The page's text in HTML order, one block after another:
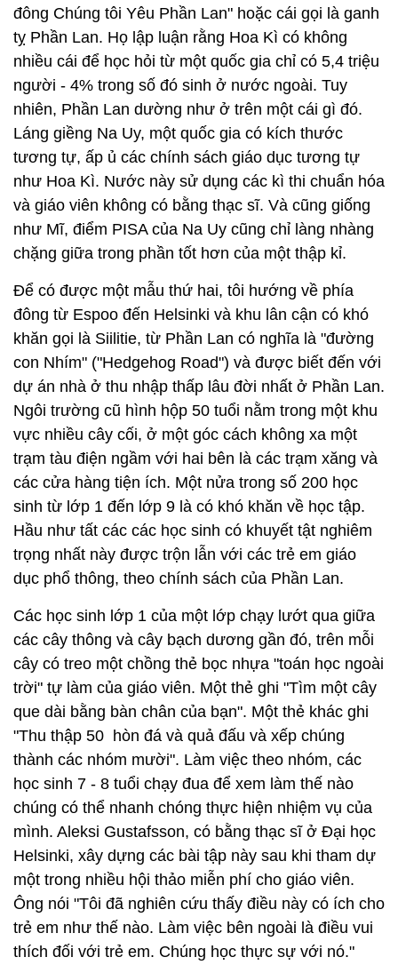
đông Chúng tôi Yêu Phần Lan" hoặc cái gọi là ganh
tỵ Phần Lan. Họ lập luận rằng Hoa Kì có không
nhiều cái để học hỏi từ một quốc gia chỉ có 5,4 triệu
người - 4% trong số đó sinh ở nước ngoài. Tuy
nhiên, Phần Lan dường như ở trên một cái gì đó.
Láng giềng Na Uy, một quốc gia có kích thước
tương tự, ấp ủ các chính sách giáo dục tương tự
như Hoa Kì. Nước này sử dụng các kì thi chuẩn hóa
và giáo viên không có bằng thạc sĩ. Và cũng giống
như Mĩ, điểm PISA của Na Uy cũng chỉ làng nhàng
chặng giữa trong phần tốt hơn của một thập kỉ.
Để có được một mẫu thứ hai, tôi hướng về phía
đông từ Espoo đến Helsinki và khu lân cận có khó
khăn gọi là Siilitie, từ Phần Lan có nghĩa là "đường
con Nhím" ("Hedgehog Road") và được biết đến với
dự án nhà ở thu nhập thấp lâu đời nhất ở Phần Lan.
Ngôi trường cũ hình hộp 50 tuổi nằm trong một khu
vực nhiều cây cối, ở một góc cách không xa một
trạm tàu điện ngầm với hai bên là các trạm xăng và
các cửa hàng tiện ích. Một nửa trong số 200 học
sinh từ lớp 1 đến lớp 9 là có khó khăn về học tập.
Hầu như tất các các học sinh có khuyết tật nghiêm
trọng nhất này được trộn lẫn với các trẻ em giáo
dục phổ thông, theo chính sách của Phần Lan.
Các học sinh lớp 1 của một lớp chạy lướt qua giữa
các cây thông và cây bạch dương gần đó, trên mỗi
cây có treo một chồng thẻ bọc nhựa "toán học ngoài
trời" tự làm của giáo viên. Một thẻ ghi "Tìm một cây
que dài bằng bàn chân của bạn". Một thẻ khác ghi
"Thu thập 50 hòn đá và quả đấu và xếp chúng
thành các nhóm mười". Làm việc theo nhóm, các
học sinh 7 - 8 tuổi chạy đua để xem làm thế nào
chúng có thể nhanh chóng thực hiện nhiệm vụ của
mình. Aleksi Gustafsson, có bằng thạc sĩ ở Đại học
Helsinki, xây dựng các bài tập này sau khi tham dự
một trong nhiều hội thảo miễn phí cho giáo viên.
Ông nói "Tôi đã nghiên cứu thấy điều này có ích cho
trẻ em như thế nào. Làm việc bên ngoài là điều vui
thích đối với trẻ em. Chúng học thực sự với nó."